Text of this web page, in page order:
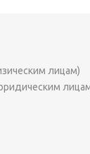
лицам)